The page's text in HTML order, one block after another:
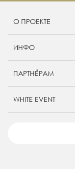
О ПРОЕКТЕ
ИНФО
ПАРТНЁРАМ
WHITE EVENT